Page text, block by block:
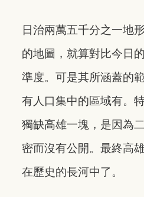
日治兩萬五千分之一地
的地圖，就算對比今日
準度。可是其所涵蓋的
有人口集中的區域有。
獨缺高雄一塊，是因為
密而沒有公開。最終高
在歷史的長河中了。